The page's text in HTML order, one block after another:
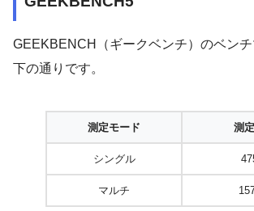
GEEKBENCH（ギークベンチ）のベン
下の通りです。
測定モード 測
シングル
マルチ